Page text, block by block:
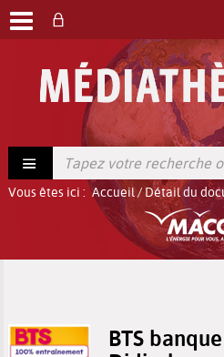
Vous êtes ici : Accueil/ Détail du
BTS